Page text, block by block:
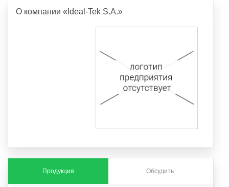
О компании «Ideal-Tek S.A.»
Продукция Обсудить